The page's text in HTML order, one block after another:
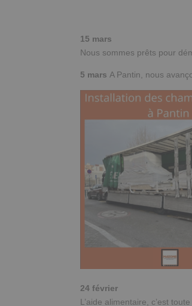
15 mars
Nous sommes prêts pour
5 mars A Pantin, nous
24 février
L’aide alimentaire, c’est